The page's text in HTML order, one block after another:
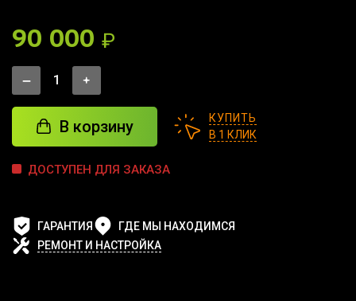
90 000 ₽
В корзину
КУПИТЬ
В 1 КЛИК
ДОСТУПЕН ДЛЯ ЗАКАЗА
ГАРАНТИЯ
ГДЕ МЫ НАХОДИМСЯ
РЕМОНТ И НАСТРОЙКА